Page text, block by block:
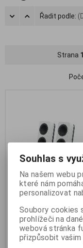
Řadit podle:
Strana 1
repro Logitech Z207
Termín dodání (dny):3
1 519 Kč
1 255 Kč (bez DPH:)
Souhlas s
Na našem webu
které nám
personalizovat
Soubory cookies
prohlížeči na
webová stránka
přizpůsobit